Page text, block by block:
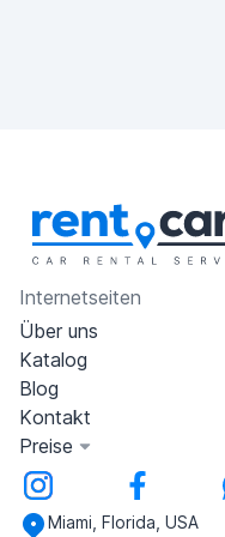
Internetseiten
Über uns
Katalog
Blog
Kontakt
Preise
Miami, Florida, USA